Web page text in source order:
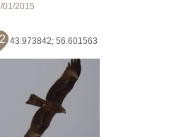
01/2015
43.973842; 56.601563